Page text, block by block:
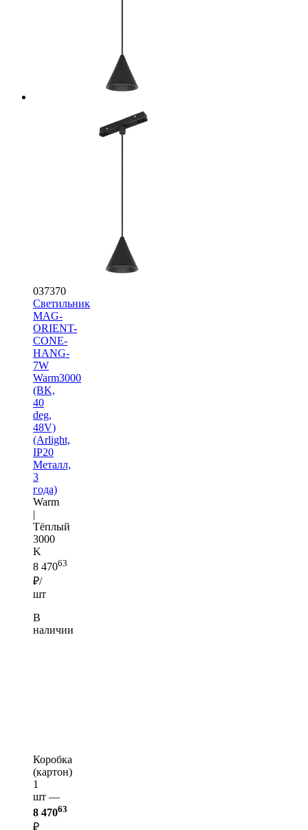
037370
Светильник
MAG-
ORIENT-
CONE-
HANG-
7W
Warm3000
(BK,
40
deg,
48V)
(Arlight,
IP20
Металл,
3
года)
Warm
|
Тёплый
3000
K
8 47063
₽/
шт
В
наличии
Коробка
(картон)
1
шт —
8 47063
₽